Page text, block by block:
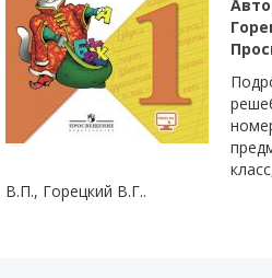
В.П., Горецкий В.Г..